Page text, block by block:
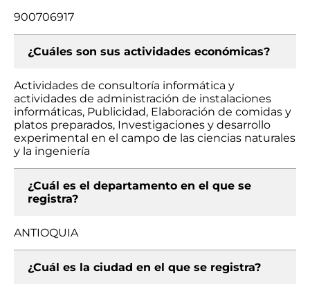
900706917
¿Cuáles son sus actividades económicas?
Actividades de consultoría informática y
actividades de administración de instalaciones
informáticas, Publicidad, Elaboración de comidas y
platos preparados, Investigaciones y desarrollo
experimental en el campo de las ciencias naturales
y la ingeniería
¿Cuál es el departamento en el que se
registra?
ANTIOQUIA
¿Cuál es la ciudad en el que se registra?